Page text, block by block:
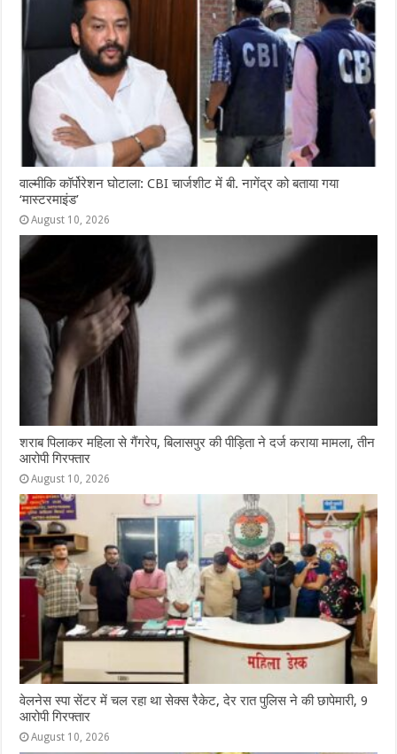
वाल्मीकि कॉर्पोरेशन घोटाला: CBI चार्जशीट में बी. नागेंद्र को बताया गया
‘मास्टरमाइंड’
August 10, 2026
शराब पिलाकर महिला से गैंगरेप, बिलासपुर की पीड़िता ने दर्ज कराया मामला, तीन
आरोपी गिरफ्तार
August 10, 2026
वेलनेस स्पा सेंटर में चल रहा था सेक्स रैकेट, देर रात पुलिस ने की छापेमारी, 9
आरोपी गिरफ्तार
August 10, 2026